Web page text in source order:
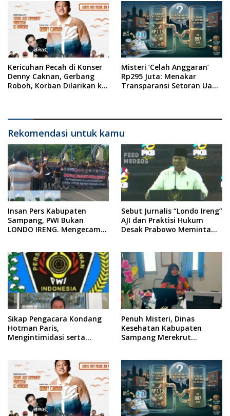
Sampang Angkat Bicara
Kericuhan Pecah di Konser
Denny Caknan, Gerbang
Roboh, Korban Dilarikan ke
Misteri ‘Celah Anggaran’
Rp295 Juta: Menakar
Transparansi Setoran Uang
Rekomendasi untuk kamu
Insan Pers Kabupaten
Sampang, PWI Bukan
LONDO IRENG. Mengecam
Republik Indonesia
Sebut Jurnalis “Londo Ireng”
AJI dan Praktisi Hukum
Desak Prabowo Meminta
Sikap Pengacara Kondang
Hotman Paris,
Mengintimidasi serta
Sampang Angkat Bicara
Penuh Misteri, Dinas
Kesehatan Kabupaten
Sampang Merekrut